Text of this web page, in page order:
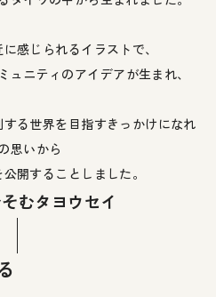
感じられるイラストで、
ニティのアイデアが生まれ、
る世界を目指すきっかけになれ
思いから
開することしました。
むタヨウセイ